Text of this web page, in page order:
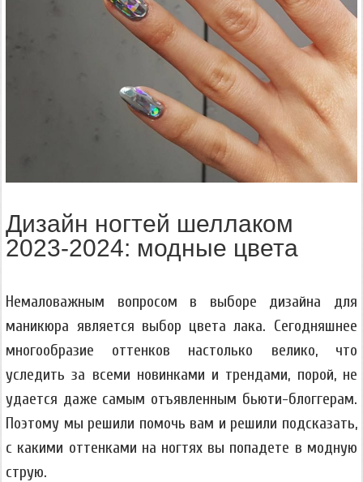
Дизайн ногтей шеллаком
2023-2024: модные цвета
Немаловажным вопросом в выборе дизайна для
маникюра является выбор цвета лака. Сегодняшнее
многообразие оттенков настолько велико, что
уследить за всеми новинками и трендами, порой, не
удается даже самым отъявленным бьюти-блоггерам.
Поэтому мы решили помочь вам и решили подсказать,
с какими оттенками на ногтях вы попадете в модную
струю.